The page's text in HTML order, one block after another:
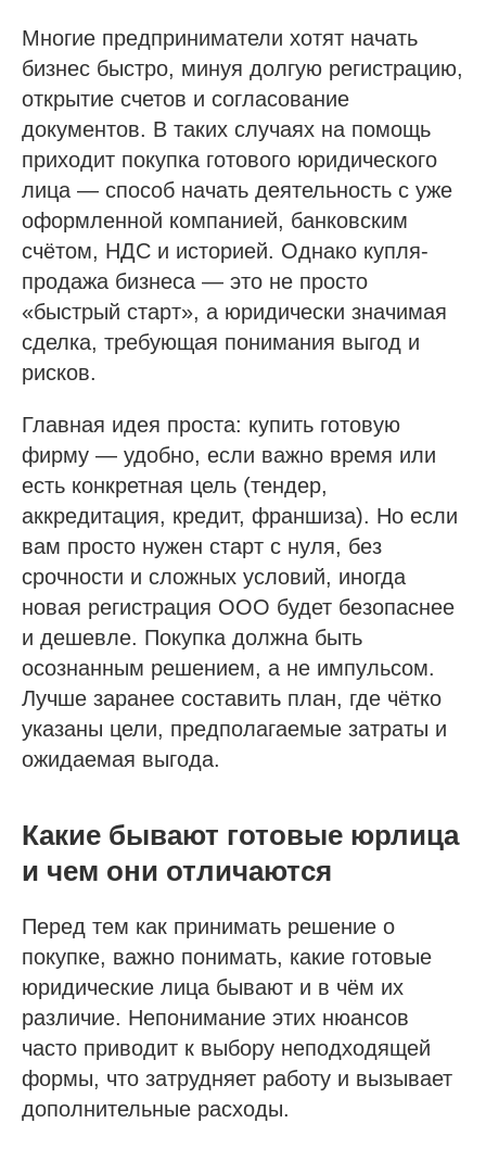
Многие предприниматели хотят начать
бизнес быстро, минуя долгую регистрацию,
открытие счетов и согласование
документов. В таких случаях на помощь
приходит покупка готового юридического
лица — способ начать деятельность с уже
оформленной компанией, банковским
счётом, НДС и историей. Однако купля-
продажа бизнеса — это не просто
«быстрый старт», а юридически значимая
сделка, требующая понимания выгод и
рисков.
Главная идея проста: купить готовую
фирму — удобно, если важно время или
есть конкретная цель (тендер,
аккредитация, кредит, франшиза). Но если
вам просто нужен старт с нуля, без
срочности и сложных условий, иногда
новая регистрация ООО будет безопаснее
и дешевле. Покупка должна быть
осознанным решением, а не импульсом.
Лучше заранее составить план, где чётко
указаны цели, предполагаемые затраты и
ожидаемая выгода.
Какие бывают готовые юрлица
и чем они отличаются
Перед тем как принимать решение о
покупке, важно понимать, какие готовые
юридические лица бывают и в чём их
различие. Непонимание этих нюансов
часто приводит к выбору неподходящей
формы, что затрудняет работу и вызывает
дополнительные расходы.